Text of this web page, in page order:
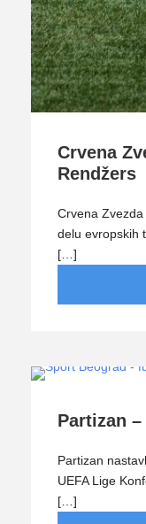
Crvena
Rendžers
Crvena
delu evropskih
[…]
Partizan –
Partizan
UEFA Lige
[…]